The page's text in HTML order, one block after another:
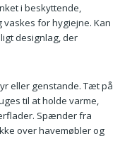
i beskyttende,
for hygiejne. Kan
designlag, der
eller genstande. Tæt på
til at holde varme,
Spænder fra
over havemøbler og